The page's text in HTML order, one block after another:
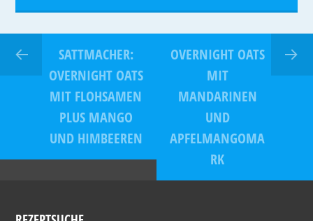
SATTMACHER:
OVERNIGHT OATS
MIT FLOHSAMEN
PLUS MANGO
UND HIMBEEREN
OVERNIGHT OATS
MIT
MANDARINEN
UND
APFELMANGOMA
RK